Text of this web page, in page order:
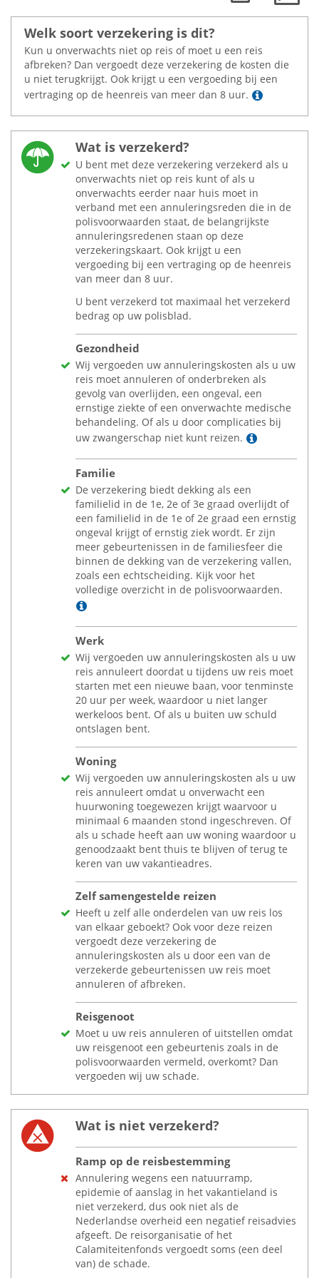
Welk soort verzekering is dit?
Kun u onverwachts niet op reis of moet u een reis
afbreken? Dan vergoedt deze verzekering de kosten die
u niet terugkrijgt. Ook krijgt u een vergoeding bij een
vertraging op de heenreis van meer dan 8 uur.
Lees
Wat is verzekerd?
U bent met deze verzekering verzekerd als u
onverwachts niet op reis kunt of als u
onverwachts eerder naar huis moet in
verband met een annuleringsreden die in de
polisvoorwaarden staat, de belangrijkste
annuleringsredenen staan op deze
verzekeringskaart. Ook krijgt u een
vergoeding bij een vertraging op de heenreis
van meer dan 8 uur.
U bent verzekerd tot maximaal het verzekerd
bedrag op uw polisblad.
Gezondheid
Wij vergoeden uw annuleringskosten als u uw
reis moet annuleren of onderbreken als
gevolg van overlijden, een ongeval, een
ernstige ziekte of een onverwachte medische
behandeling. Of als u door complicaties bij
uw zwangerschap niet kunt reizen.
Lees meer
Familie
De verzekering biedt dekking als een
familielid in de 1e, 2e of 3e graad overlijdt of
een familielid in de 1e of 2e graad een ernstig
ongeval krijgt of ernstig ziek wordt. Er zijn
meer gebeurtenissen in de familiesfeer die
binnen de dekking van de verzekering vallen,
zoals een echtscheiding. Kijk voor het
volledige overzicht in de polisvoorwaarden.
Lees meer
Werk
Wij vergoeden uw annuleringskosten als u uw
reis annuleert doordat u tijdens uw reis moet
starten met een nieuwe baan, voor tenminste
20 uur per week, waardoor u niet langer
werkeloos bent. Of als u buiten uw schuld
ontslagen bent.
Woning
Wij vergoeden uw annuleringskosten als u uw
reis annuleert omdat u onverwacht een
huurwoning toegewezen krijgt waarvoor u
minimaal 6 maanden stond ingeschreven. Of
als u schade heeft aan uw woning waardoor u
genoodzaakt bent thuis te blijven of terug te
keren van uw vakantieadres.
Zelf samengestelde reizen
Heeft u zelf alle onderdelen van uw reis los
van elkaar geboekt? Ook voor deze reizen
vergoedt deze verzekering de
annuleringskosten als u door een van de
verzekerde gebeurtenissen uw reis moet
annuleren of afbreken.
Reisgenoot
Moet u uw reis annuleren of uitstellen omdat
uw reisgenoot een gebeurtenis zoals in de
polisvoorwaarden vermeld, overkomt? Dan
vergoeden wij uw schade.
Wat is niet verzekerd?
Ramp op de reisbestemming
Annulering wegens een natuurramp,
epidemie of aanslag in het vakantieland is
niet verzekerd, dus ook niet als de
Nederlandse overheid een negatief reisadvies
afgeeft. De reisorganisatie of het
Calamiteitenfonds vergoedt soms (een deel
van) de schade.